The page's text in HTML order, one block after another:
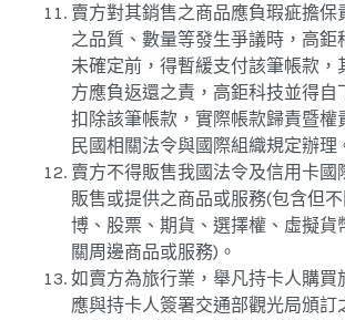
賣方對其銷售之商品應負瑕疵擔保
之品質、數量等發生爭議時，高鉅
未確定前，得暫緩支付該筆帳款，
方應負返還之責，高鉅科技並得自
扣除該筆帳款，實際帳款歸責暨權
民國相關法令與國際組織規定辦理
賣方不得販售我國法令及信用卡國
販售或提供之商品或服務(包含但
博、股票、期貨、選擇權、虛擬貨
關周邊商品或服務)。
如賣方為旅行業，舉凡持卡人購買
應與持卡人簽署交通部觀光局頒訂